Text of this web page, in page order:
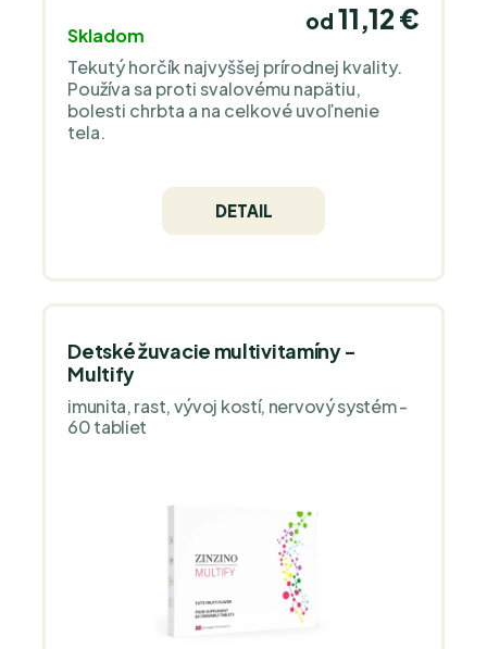
Skladom
od 11,12 €
Tekutý horčík najvyššej prírodnej kvality.
Používa sa proti svalovému napätiu,
bolesti chrbta a na celkové uvoľnenie
tela.
DETAIL
Detské žuvacie multivitamíny -
Multify
imunita, rast, vývoj kostí, nervový systém -
60 tabliet